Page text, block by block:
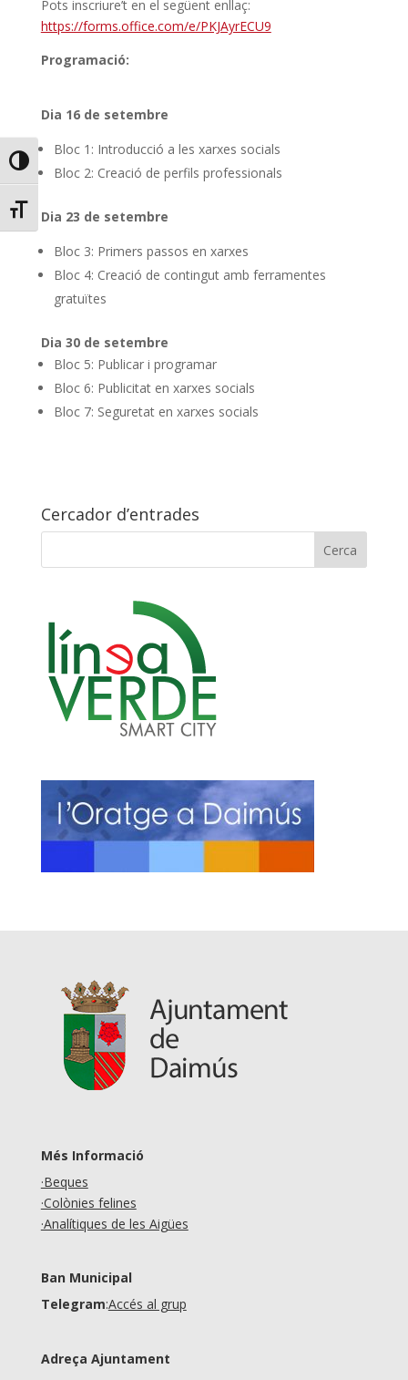
Toggle High Contrast
Toggle Font size
Pots inscriure’t en el següent enllaç:
https://forms.office.com/e/PKJAyrECU9
Programació:
Dia 16 de setembre
Bloc 1: Introducció a les xarxes socials
Bloc 2: Creació de perfils professionals
Dia 23 de setembre
Bloc 3: Primers passos en xarxes
Bloc 4: Creació de contingut amb ferramentes
gratuïtes
Dia 30 de setembre
Bloc 5: Publicar i programar
Bloc 6: Publicitat en xarxes socials
Bloc 7: Seguretat en xarxes socials
Cercador d’entrades
Més Informació
·Beques
·Colònies felines
·Analítiques de les Aigües
Ban Municipal
Telegram:Accés al grup
Adreça Ajuntament